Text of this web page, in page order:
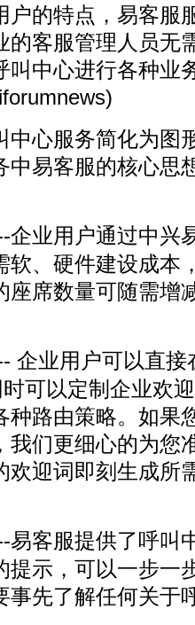
户的特点，易客服
的客服管理人员无
叫中心进行各种业
心服务简化为图
中易客服的核心思
企业用户通过中兴
软、硬件建设成本
座席数量可随需增
企业用户可以直
可以定制企业欢
种路由策略。如果
我们更细心的为您
欢迎词即刻生成所
易客服提供了呼叫
提示，可以一步一
事先了解任何关于